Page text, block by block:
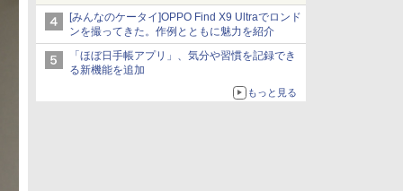
[みんなのケータイ]OPPO Find X9 Ultraでロンド
ンを撮ってきた。作例とともに魅力を紹介
「ほぼ日手帳アプリ」、気分や習慣を記録でき
る新機能を追加
もっと見る